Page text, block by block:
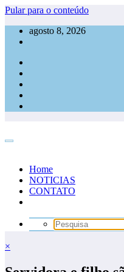
Pular para o conteúdo
agosto 8, 2026
Home
NOTICIAS
CONTATO
×